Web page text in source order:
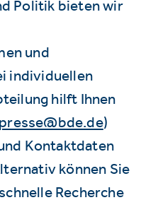
Politik bieten wir
und
individuellen
hilft Ihnen
presse@bde.de)
Kontaktdaten
können Sie
Recherche